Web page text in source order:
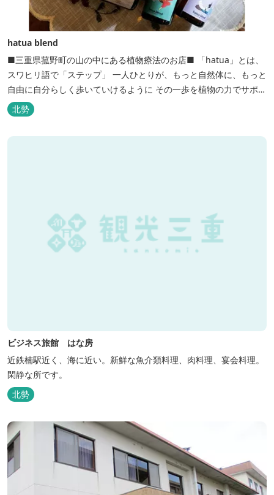
hatua blend
■三重県菰野町の山の中にある植物療法のお店■ 「hatua」とは、
スワヒリ語で「ステップ」 一人ひとりが、もっと自然体に、もっと
自由に自分らしく歩いていけるように その一歩を植物の力でサポー
トしたいという思いから生まれたお店。 黄土スチームよもぎ蒸しや
アロマの調合、季節の養生講座、アロマ講座、腸活講座、ワークシ
ョップ、イベント出店 植物を通して身体と心を整えよう！をテーマ
北勢
ビジネス旅館 はな房
近鉄楠駅近く、海に近い。新鮮な魚介類料理、肉料理、宴会料理。
閑静な所です。
北勢